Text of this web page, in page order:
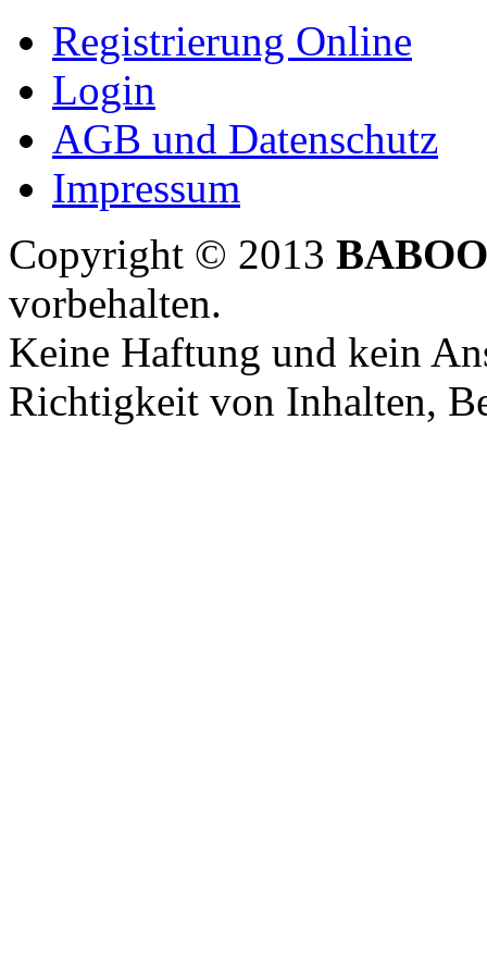
Registrierung Online
Login
AGB und Datenschutz
Impressum
Copyright © 2013
vorbehalten.
Keine Haftung und kein
Richtigkeit von Inhalten,